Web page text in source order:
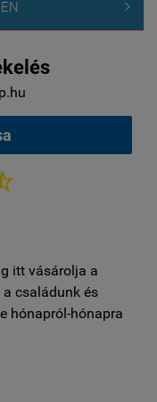

Több mint
burkolatokat a
rokonságunk